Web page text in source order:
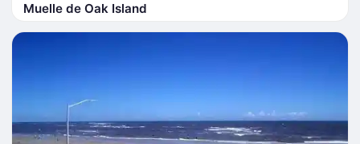
Muelle de Oak Island